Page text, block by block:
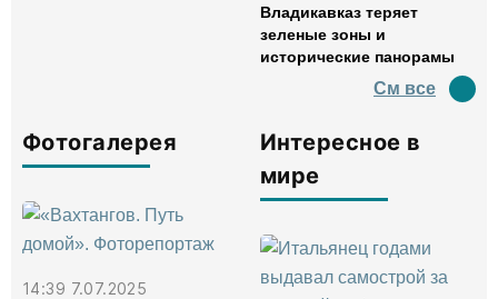
Владикавказ теряет
зеленые зоны и
исторические панорамы
См все
Фотогалерея
14:39 7.07.2025
Интересное в
мире